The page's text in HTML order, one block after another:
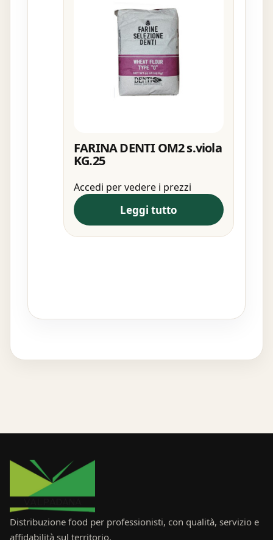
FARINA DENTI OM2 s.viola
KG.25
Accedi per vedere i prezzi
Leggi tutto
Distribuzione food per professionisti, con qualità, servizio e
affidabilità sul territorio.